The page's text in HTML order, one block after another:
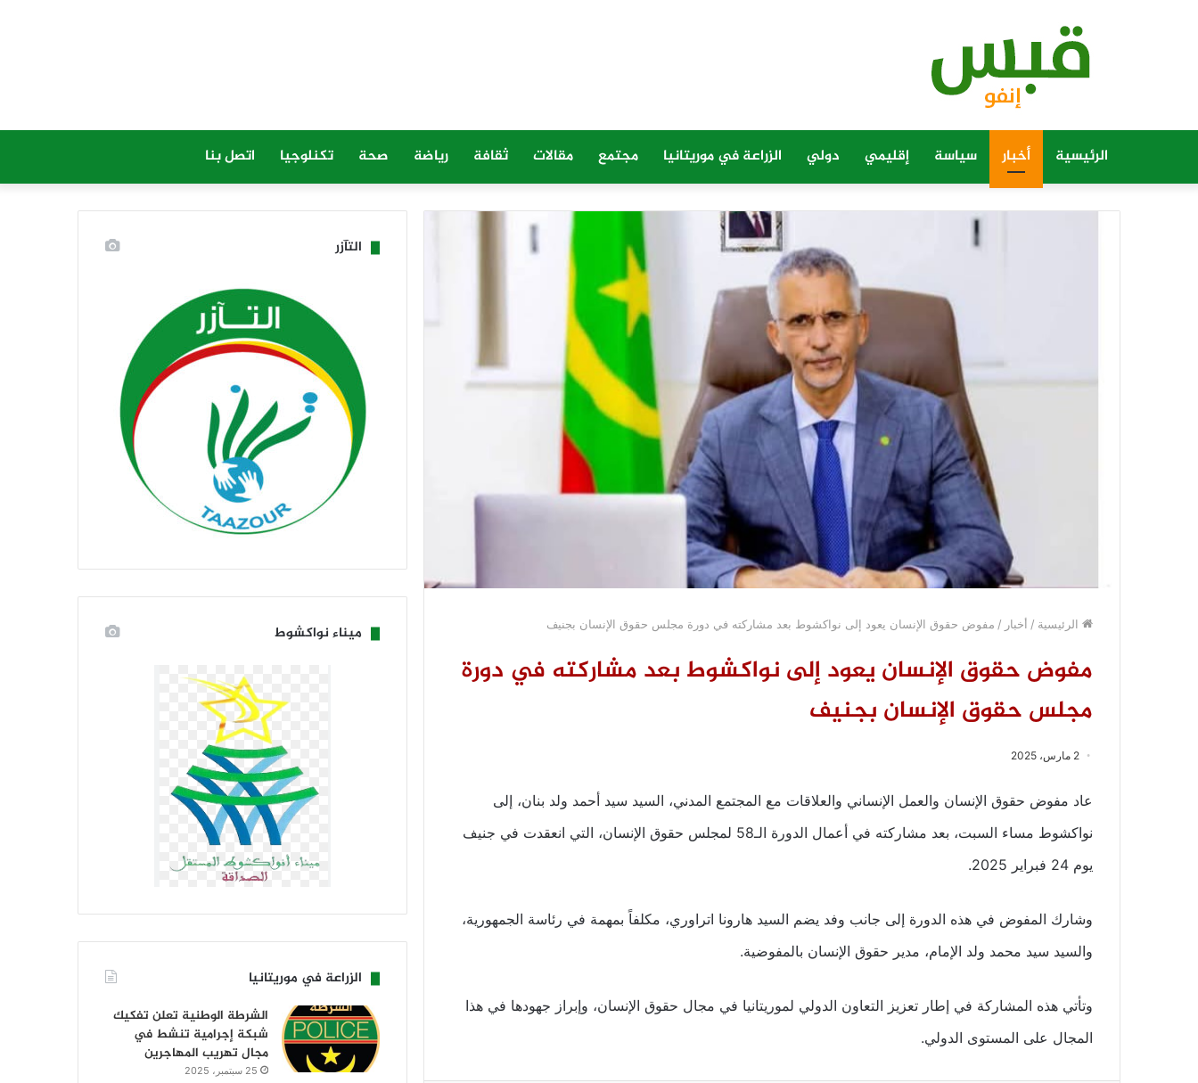
الرئيسية أخبار سياسة إقليمي دولي الزراعة في موريتانيا مجتمع مقالات ثقافة رياضة صحة تكنلوجيا اتصل بنا
الرئيسية / أخبار / مفوض حقوق الإنسان يعود إلى نواكشوط بعد مشاركته في دورة مجلس حقوق الإنسان بجنيف
مفوض حقوق الإنسان يعود إلى نواكشوط بعد مشاركته في دورة
مجلس حقوق الإنسان بجنيف
2 مارس، 2025
عاد مفوض حقوق الإنسان والعمل الإنساني والعلاقات مع المجتمع المدني، السيد سيد أحمد ولد بنان، إلى
نواكشوط مساء السبت، بعد مشاركته في أعمال الدورة الـ58 لمجلس حقوق الإنسان، التي انعقدت في جنيف
يوم 24 فبراير 2025.
وشارك المفوض في هذه الدورة إلى جانب وفد يضم السيد هارونا اتراوري، مكلفاً بمهمة في رئاسة الجمهورية،
والسيد سيد محمد ولد الإمام، مدير حقوق الإنسان بالمفوضية.
وتأتي هذه المشاركة في إطار تعزيز التعاون الدولي لموريتانيا في مجال حقوق الإنسان، وإبراز جهودها في هذا
المجال على المستوى الدولي.
التآزر
ميناء نواكشوط
الزراعة في موريتانيا
الشرطة الوطنية تعلن تفكيك
شبكة إجرامية تنشط في
مجال تهريب المهاجرين
25 سبتمبر، 2025